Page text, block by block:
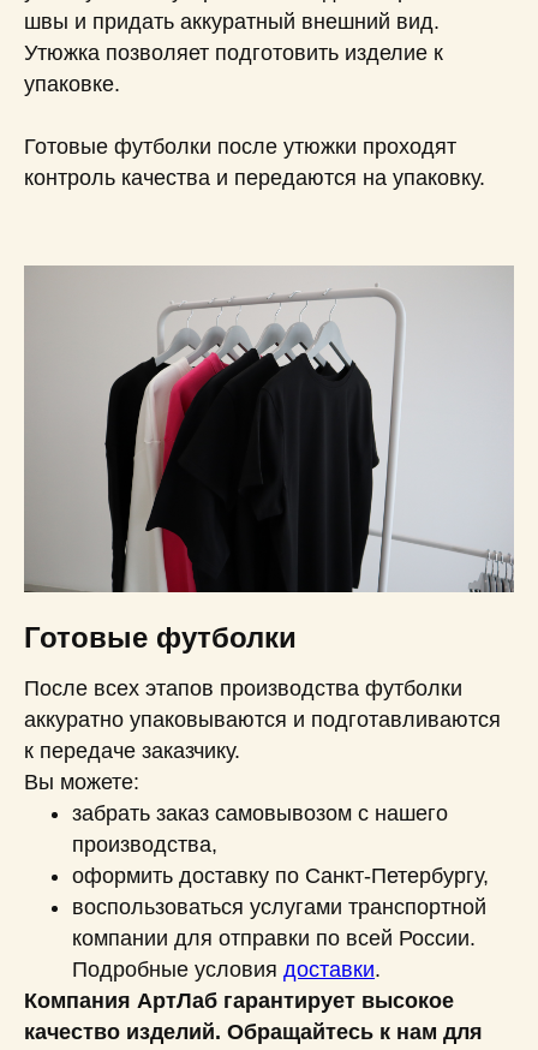
швы и придать аккуратный внешний вид.
Утюжка позволяет подготовить изделие к
упаковке.
Готовые футболки после утюжки проходят
контроль качества и передаются на упаковку.
Готовые футболки
После всех этапов производства футболки
аккуратно упаковываются и подготавливаются
к передаче заказчику.
Вы можете:
забрать заказ самовывозом с нашего
производства,
оформить доставку по Санкт-Петербургу,
воспользоваться услугами транспортной
компании для отправки по всей России.
Подробные условия доставки.
Компания АртЛаб гарантирует высокое
качество изделий. Обращайтесь к нам для